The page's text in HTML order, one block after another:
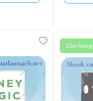
Còn hàng